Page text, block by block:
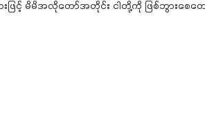
ဖြင့် မိမိအလိုတော်အတိုင်း ငါတို့ကို ဖြစ်ဘွားစေတ